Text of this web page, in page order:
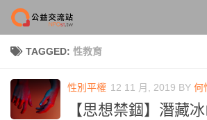
Skip to content
TAGGED: 性教育
性別平權 12 11 月, 2019 BY 何
【思想禁錮】潛藏